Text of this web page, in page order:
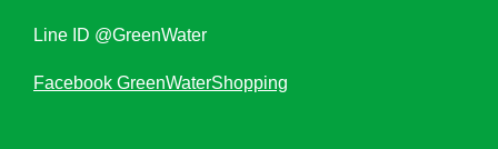
Line ID @GreenWater
Facebook GreenWaterShopping